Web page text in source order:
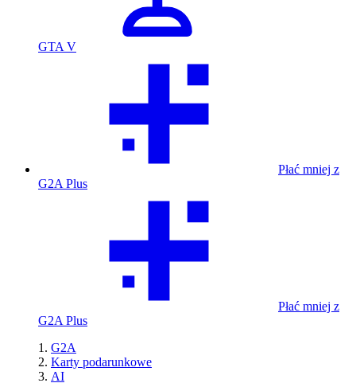
GTA V
Płać mniej z
G2A Plus
Płać mniej z
G2A Plus
G2A
Karty podarunkowe
AI